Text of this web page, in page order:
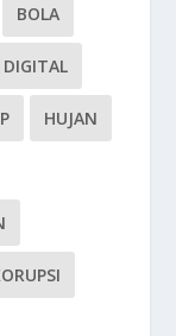
BOLA
HUJAN